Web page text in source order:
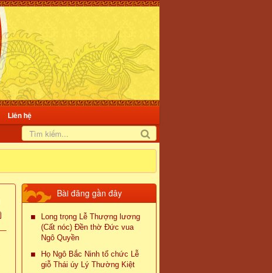
Liên hệ
Bài đăng gần đây
Long trọng Lễ Thượng lương
(Cất nóc) Đền thờ Đức vua
Ngô Quyền
Họ Ngô Bắc Ninh tổ chức Lễ
giỗ Thái úy Lý Thường Kiệt